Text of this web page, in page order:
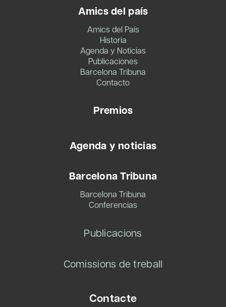
Amics del país
Amics del País
Historia
Agenda y Noticias
Publicaciones
Barcelona Tribuna
Contacto
Premios
Agenda y noticias
Barcelona Tribuna
Barcelona Tribuna
Conferencias
Publicacions
Comissions de treball
Contacte